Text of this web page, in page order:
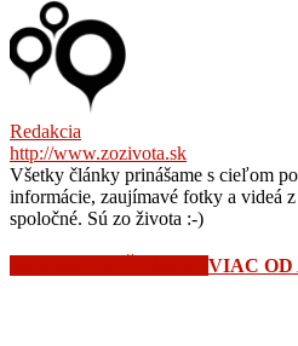
Redakcia
http://www.zozivota.sk
Všetky články prinášame s cieľom
informácie, zaujímavé fotky a videá
spoločné. Sú zo života :-)
VIAC OD